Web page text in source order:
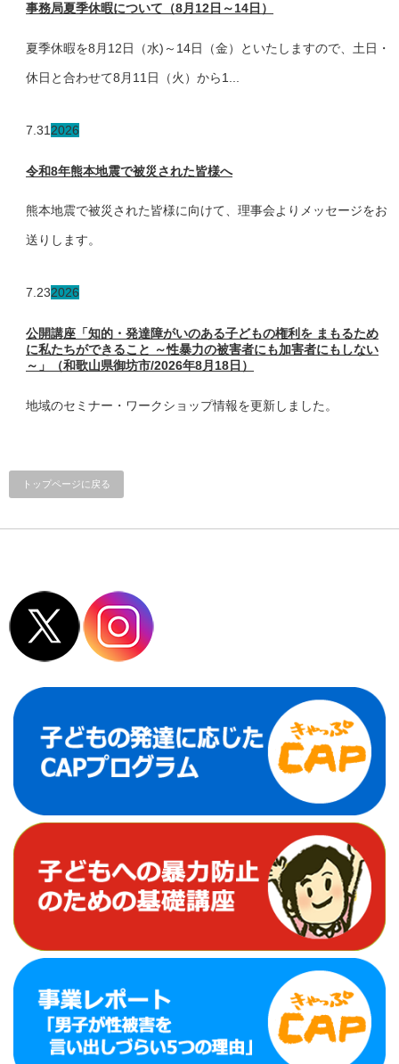
事務局夏季休暇について（8月12日～14日）
夏季休暇を8月12日（水)～14日（金）といたしますので、土日・
休日と合わせて8月11日（火）から1...
7.31 2026
令和8年熊本地震で被災された皆様へ
熊本地震で被災された皆様に向けて、理事会よりメッセージをお
送りします。
7.232026
公開講座「知的・発達障がいのある子どもの権利を まもるため
に私たちができること ～性暴力の被害者にも加害者にもしない
～」（和歌山県御坊市/2026年8月18日）
地域のセミナー・ワークショップ情報を更新しました。
トップページに戻る